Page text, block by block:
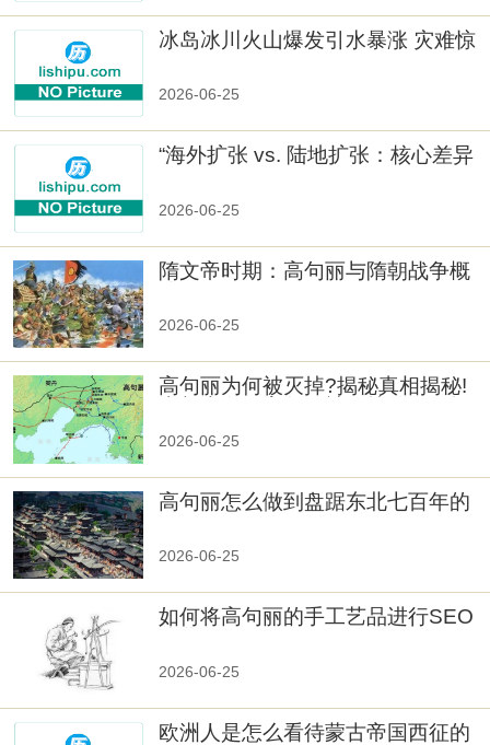
冰岛冰川火山爆发引水暴涨 灾难惊
2026-06-25
“海外扩张 vs. 陆地扩张：核心差异
2026-06-25
隋文帝时期：高句丽与隋朝战争概
2026-06-25
高句丽为何被灭掉?揭秘真相揭秘!
2026-06-25
高句丽怎么做到盘踞东北七百年的
2026-06-25
如何将高句丽的手工艺品进行SEO
2026-06-25
欧洲人是怎么看待蒙古帝国西征的